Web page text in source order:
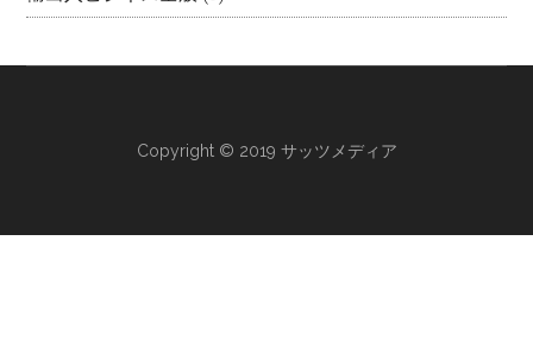
Copyright © 2019 サッツメディア